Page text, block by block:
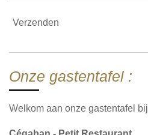
Verzenden
Onze gastentafel :
Welkom aan onze gastentafel bij